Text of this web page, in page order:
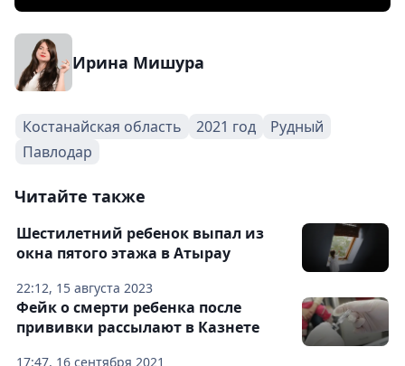
Ирина Мишура
Костанайская область 2021 год
Рудный
Павлодар
Читайте также
22:12, 15 августа 2023
Шестилетний ребенок выпал из
окна пятого этажа в Атырау
17:47, 16 сентября 2021
Фейк о смерти ребенка после
прививки рассылают в Казнете